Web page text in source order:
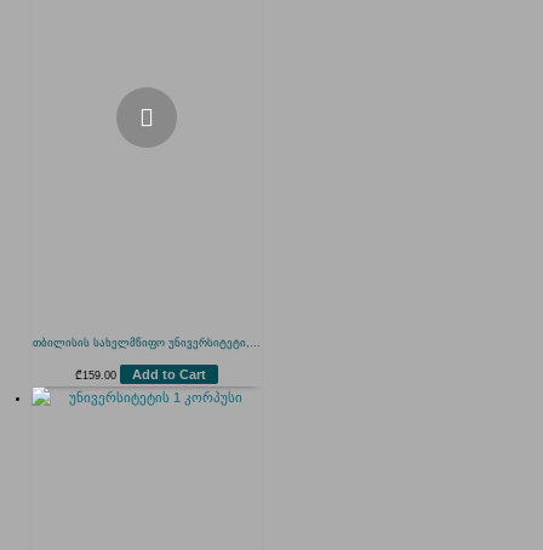
თბილისის სახელმწიფო უნივერსიტეტი,...
₾ 159.00 Add to Cart